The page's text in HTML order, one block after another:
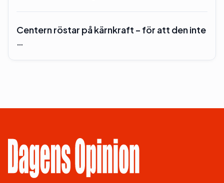
Centern röstar på kärnkraft – för att den inte
…